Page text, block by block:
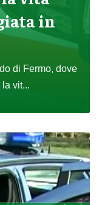
in
di Fermo, dove
vit...